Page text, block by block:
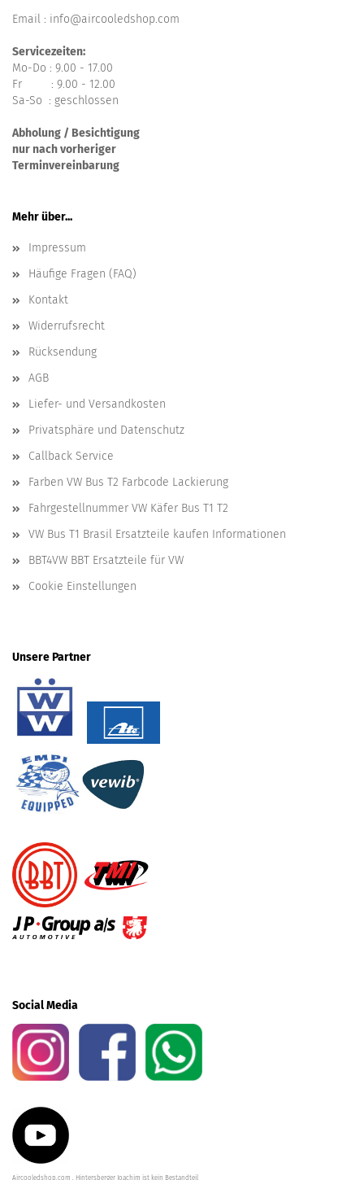
Email : info@aircooledshop.com
Servicezeiten:
Mo-Do : 9.00 - 17.00
Fr : 9.00 - 12.00
Sa-So : geschlossen
Abholung / Besichtigung
nur nach vorheriger
Terminvereinbarung
Mehr über...
Impressum
Häufige Fragen (FAQ)
Kontakt
Widerrufsrecht
Rücksendung
AGB
Liefer- und Versandkosten
Privatsphäre und Datenschutz
Callback Service
Farben VW Bus T2 Farbcode Lackierung
Fahrgestellnummer VW Käfer Bus T1 T2
VW Bus T1 Brasil Ersatzteile kaufen Informationen
BBT4VW BBT Ersatzteile für VW
Cookie Einstellungen
Unsere Partner
Social Media
Aircooledshop.com , Hintersberger Joachim ist kein Bestandteil